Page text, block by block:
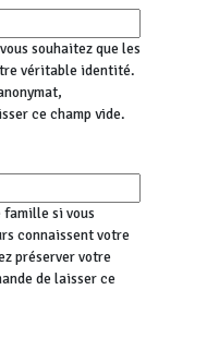
souhaitez que les
véritable identité.
ce champ vide.
famille si vous
connaissent votre
préserver votre
de laisser ce